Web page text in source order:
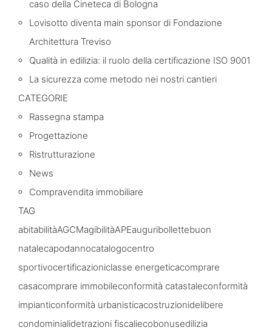
caso della Cineteca di Bologna
Lovisotto diventa main sponsor di Fondazione
Architettura Treviso
Qualità in edilizia: il ruolo della certificazione ISO 9001
La sicurezza come metodo nei nostri cantieri
CATEGORIE
Rassegna stampa
Progettazione
Ristrutturazione
News
Compravendita immobiliare
TAG
abitabilitàAGCMagibilitàAPEauguribollettebuon
natalecapodannocatalogocentro
sportivocertificazioniclasse energeticacomprare
casacomprare immobileconformità catastaleconformità
impianticonformità urbanisticacostruzionidelibere
condominialidetrazioni fiscaliecobonusedilizia